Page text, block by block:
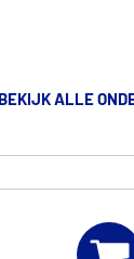
BEKIJK ALLE